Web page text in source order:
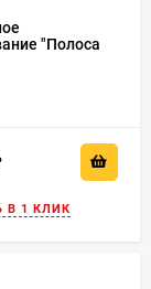
"Полоса
В 1 КЛИК